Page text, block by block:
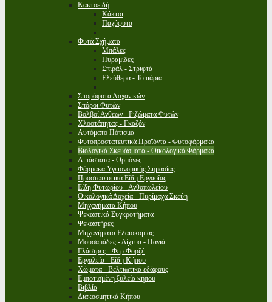
Κακτοειδή
Κάκτοι
Παχύφυτα
Φυτά Σχήματα
Μπάλες
Πυραμίδες
Σπιράλ - Στριφτά
Ελεύθερα - Τοπιάρια
Σπορόφυτα Λαχανικών
Σπόροι Φυτών
Βολβοί Ανθεων - Ριζώματα Φυτών
Χλοοτάπητας - Γκαζόν
Αυτόματο Πότισμα
Φυτοπροστατευτικά Προϊόντα - Φυτοφάρμακα
Βιολογικά Σκευάσματα - Οικολογικά Φάρμακα
Λιπάσματα - Ορμόνες
Φάρμακα Υγειονομικής Σημασίας
Προστατευτικά Είδη Εργασίας
Είδη Φυτωρίου - Ανθοπωλείου
Οικολογικά Δοχεία - Πυρίμαχα Σκεύη
Μηχανήματα Κήπου
Ψεκαστικά Συγκροτήματα
Ψεκαστήρες
Μηχανήματα Ελαιοκομίας
Μουσαμάδες - Δίχτυα - Πανιά
Γλάστρες - Φερ Φορζέ
Εργαλεία - Είδη Κήπου
Χώματα - Βελτιωτικά εδάφους
Εμποτισμένη ξυλεία κήπου
Βιβλία
Διακοσμητικά Κήπου